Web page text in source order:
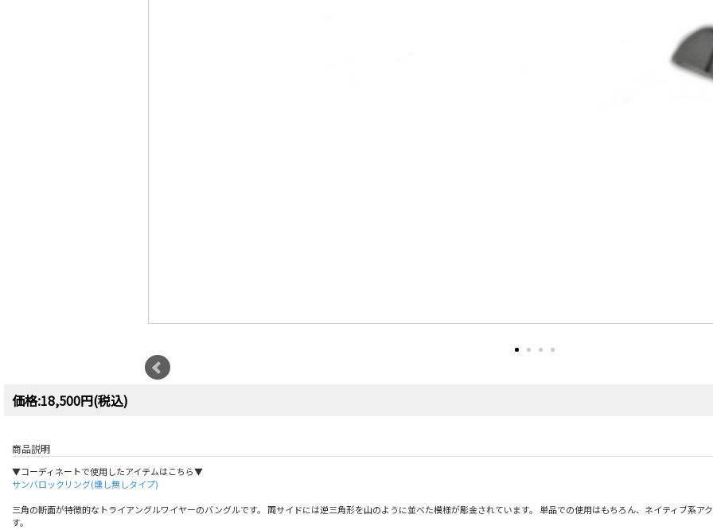
価格:18,500円(税込)
商品説明
▼コーディネートで使用したアイテムはこちら▼
サンバロックリング(燻し無しタイプ)
三角の断面が特徴的なトライアングルワイヤーのバングルです。 両サイドには逆三角形を山のように並べた模様が彫金されています。 単品での使用はもちろん、ネイティブ系
す。